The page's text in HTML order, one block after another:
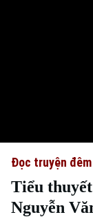
Đọc truyện
Tiểu
Nguyễn